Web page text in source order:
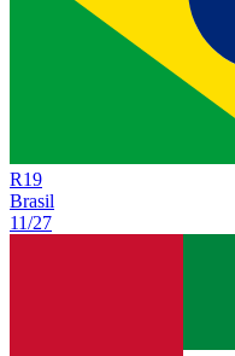
R19
Brasil
11/27